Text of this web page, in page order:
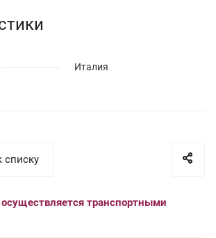
Италия
списку
осуществляется транспортными